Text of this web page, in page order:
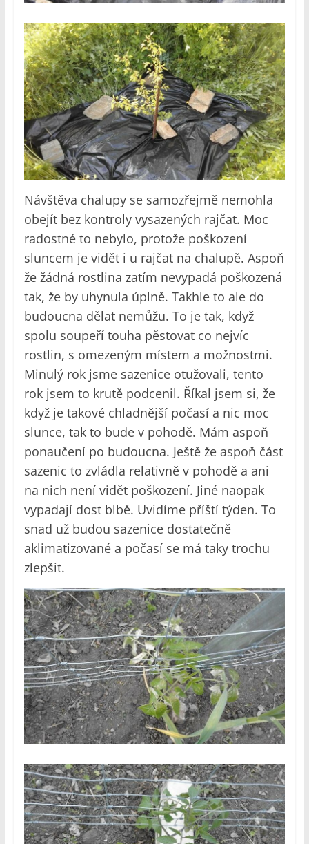
Návštěva chalupy se samozřejmě nemohla
obejít bez kontroly vysazených rajčat. Moc
radostné to nebylo, protože poškození
sluncem je vidět i u rajčat na chalupě. Aspoň
že žádná rostlina zatím nevypadá poškozená
tak, že by uhynula úplně. Takhle to ale do
budoucna dělat nemůžu. To je tak, když
spolu soupeří touha pěstovat co nejvíc
rostlin, s omezeným místem a možnostmi.
Minulý rok jsme sazenice otužovali, tento
rok jsem to krutě podcenil. Říkal jsem si, že
když je takové chladnější počasí a nic moc
slunce, tak to bude v pohodě. Mám aspoň
ponaučení po budoucna. Ještě že aspoň část
sazenic to zvládla relativně v pohodě a ani
na nich není vidět poškození. Jiné naopak
vypadají dost blbě. Uvidíme příští týden. To
snad už budou sazenice dostatečně
aklimatizované a počasí se má taky trochu
zlepšit.